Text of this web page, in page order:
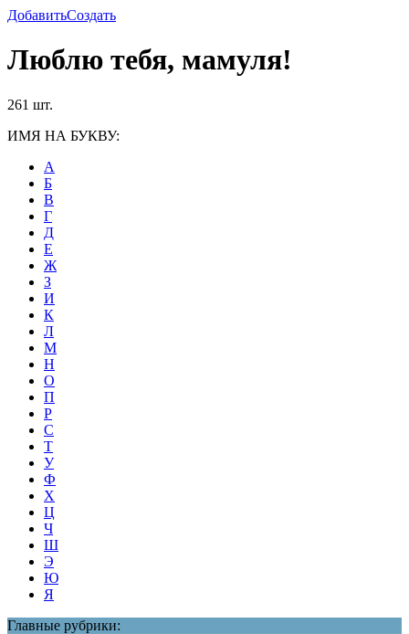
ДобавитьСоздать
Люблю тебя, мамуля!
261 шт.
ИМЯ НА БУКВУ:
А
Б
В
Г
Д
Е
Ж
З
И
К
Л
М
Н
О
П
Р
С
Т
У
Ф
Х
Ц
Ч
Ш
Э
Ю
Я
Главные рубрики: